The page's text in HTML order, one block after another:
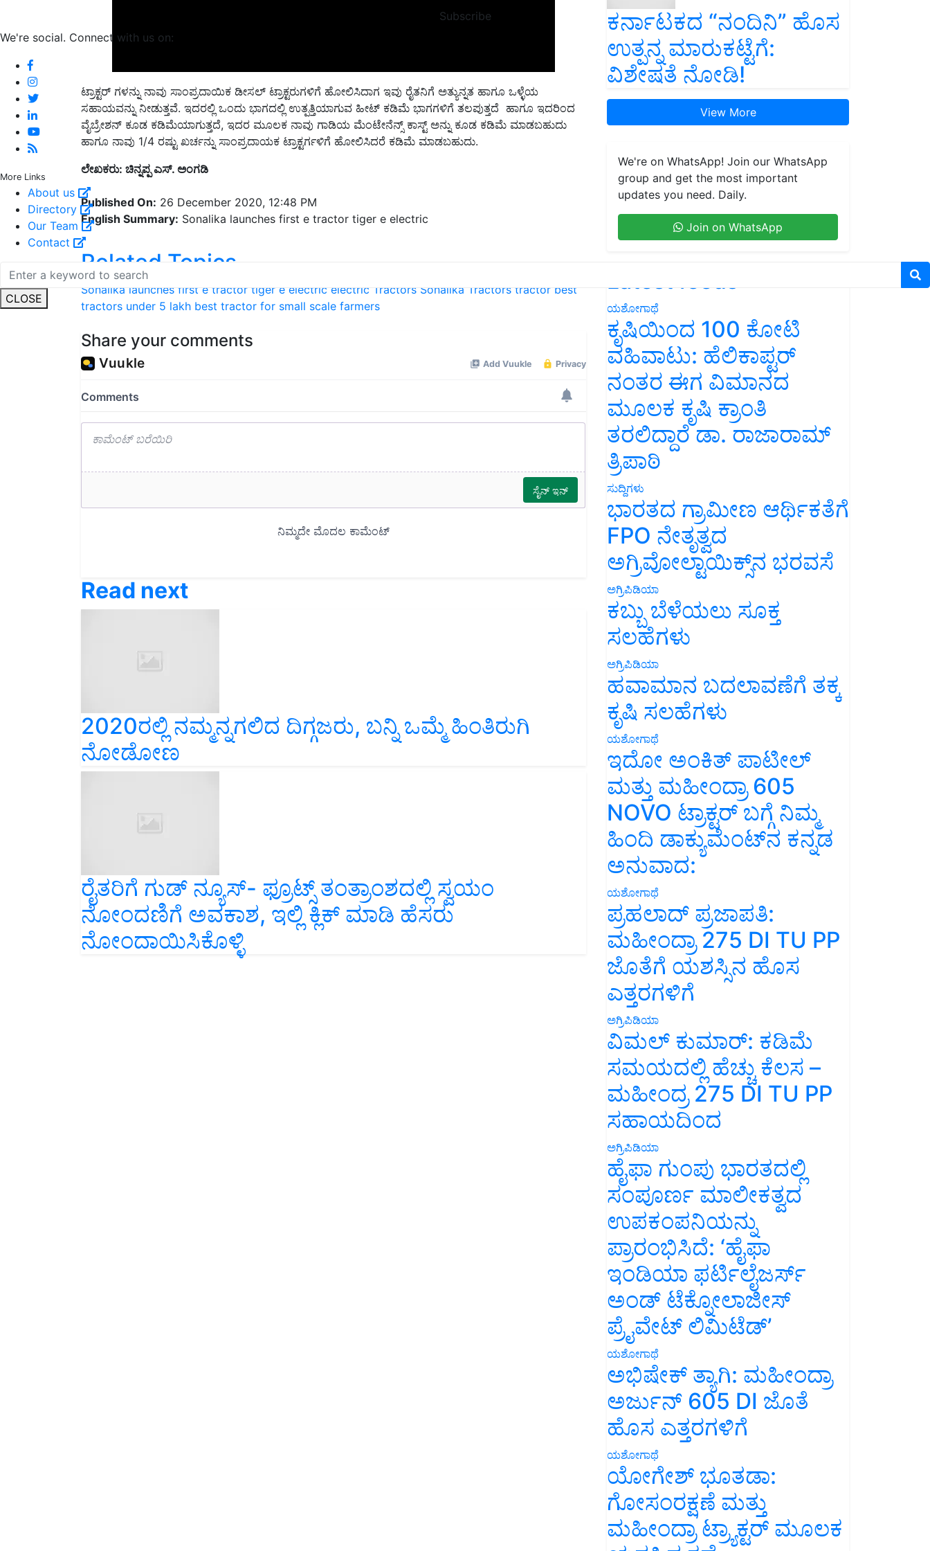
Subscribe
We're social. Connect with us on:
More Links
About us
Directory
Our Team
Contact
CLOSE
ಟ್ರಾಕ್ಟರ್ ಗಳನ್ನು ನಾವು ಸಾಂಪ್ರದಾಯಿಕ ಡೀಸಲ್ ಟ್ರಾಕ್ಟರುಗಳಿಗೆ ಹೋಲಿಸಿದಾಗ ಇವು ರೈತನಿಗೆ ಅತ್ಯುನ್ನತ ಹಾಗೂ ಒಳ್ಳೆಯ
ಸಹಾಯವನ್ನು ನೀಡುತ್ತವೆ. ಇದರಲ್ಲಿ ಒಂದು ಭಾಗದಲ್ಲಿ ಉತ್ಪತ್ತಿಯಾಗುವ ಹೀಟ್ ಕಡಿಮೆ ಭಾಗಗಳಿಗೆ ತಲಪುತ್ತದೆ ಹಾಗೂ ಇದರಿಂದ
ವೈಬ್ರೇಶನ್ ಕೂಡ ಕಡಿಮೆಯಾಗುತ್ತದೆ, ಇದರ ಮೂಲಕ ನಾವು ಗಾಡಿಯ ಮೆಂಟೇನೆನ್ಸ್ ಕಾಸ್ಟ್ ಅನ್ನು ಕೂಡ ಕಡಿಮೆ ಮಾಡಬಹುದು
ಹಾಗೂ ನಾವು 1/4 ರಷ್ಟು ಖರ್ಚನ್ನು ಸಾಂಪ್ರದಾಯಕ ಟ್ರಾಕ್ಟರ್ಗಳಿಗೆ ಹೋಲಿಸಿದರೆ ಕಡಿಮೆ ಮಾಡಬಹುದು.
ಲೇಖಕರು: ಚಿನ್ನಪ್ಪ ಎಸ್. ಅಂಗಡಿ
Published On:
English Summary:Sonalika launches first e tractor tiger e electric
Related Topics
Sonalika launches first e tractor tiger e electric
tractors under 5 lakh best tractor for small scale farmers
2020ರಲ್ಲಿ ನಮ್ಮನ್ನಗಲಿದ ದಿಗ್ಗಜರು, ಬನ್ನಿ ಒಮ್ಮೆ ಹಿಂತಿರುಗಿ
ನೋಡೋಣ
ರೈತರಿಗೆ ಗುಡ್ ನ್ಯೂಸ್- ಫ್ರೂಟ್ಸ್‌ ತಂತ್ರಾಂಶದಲ್ಲಿ ಸ್ವಯಂ
ನೋಂದಣಿಗೆ ಅವಕಾಶ, ಇಲ್ಲಿ ಕ್ಲಿಕ್ ಮಾಡಿ ಹೆಸರು
ನೋಂದಾಯಿಸಿಕೊಳ್ಳಿ
ಕರ್ನಾಟಕದ “ನಂದಿನಿ” ಹೊಸ
ಉತ್ಪನ್ನ ಮಾರುಕಟ್ಟೆಗೆ:
ವಿಶೇಷತೆ ನೋಡಿ!
View More
We're on WhatsApp! Join our WhatsApp
group and get the most important
updates you need. Daily.
Join on WhatsApp
Latest feeds
ಯಶೋಗಾಥೆ
ಕೃಷಿಯಿಂದ 100 ಕೋಟಿ
ವಹಿವಾಟು: ಹೆಲಿಕಾಪ್ಟರ್
ನಂತರ ಈಗ ವಿಮಾನದ
ಮೂಲಕ ಕೃಷಿ ಕ್ರಾಂತಿ
ತರಲಿದ್ದಾರೆ ಡಾ. ರಾಜಾರಾಮ್
ತ್ರಿಪಾಠಿ
ಸುದ್ದಿಗಳು
ಭಾರತದ ಗ್ರಾಮೀಣ ಆರ್ಥಿಕತೆಗೆ
FPO ನೇತೃತ್ವದ
ಅಗ್ರಿವೋಲ್ಟಾಯಿಕ್ಸ್‌ನ ಭರವಸೆ
ಅಗ್ರಿಪಿಡಿಯಾ
ಕಬ್ಬು ಬೆಳೆಯಲು ಸೂಕ್ತ
ಸಲಹೆಗಳು
ಅಗ್ರಿಪಿಡಿಯಾ
ಹವಾಮಾನ ಬದಲಾವಣೆಗೆ ತಕ್ಕ
ಕೃಷಿ ಸಲಹೆಗಳು
ಯಶೋಗಾಥೆ
ಇದೋ ಅಂಕಿತ್ ಪಾಟೀಲ್
ಮತ್ತು ಮಹೀಂದ್ರಾ 605
NOVO ಟ್ರಾಕ್ಟರ್ ಬಗ್ಗೆ ನಿಮ್ಮ
ಹಿಂದಿ ಡಾಕ್ಯುಮೆಂಟ್‌ನ ಕನ್ನಡ
ಅನುವಾದ:
ಯಶೋಗಾಥೆ
ಪ್ರಹಲಾದ್ ಪ್ರಜಾಪತಿ:
ಮಹೀಂದ್ರಾ 275 DI TU PP
ಜೊತೆಗೆ ಯಶಸ್ಸಿನ ಹೊಸ
ಎತ್ತರಗಳಿಗೆ
ಅಗ್ರಿಪಿಡಿಯಾ
ವಿಮಲ್ ಕುಮಾರ್: ಕಡಿಮೆ
ಸಮಯದಲ್ಲಿ ಹೆಚ್ಚು ಕೆಲಸ –
ಮಹೀಂದ್ರ 275 DI TU PP
ಸಹಾಯದಿಂದ
ಅಗ್ರಿಪಿಡಿಯಾ
ಹೈಫಾ ಗುಂಪು ಭಾರತದಲ್ಲಿ
ಸಂಪೂರ್ಣ ಮಾಲೀಕತ್ವದ
ಉಪಕಂಪನಿಯನ್ನು
ಪ್ರಾರಂಭಿಸಿದೆ: ‘ಹೈಫಾ
ಇಂಡಿಯಾ ಫರ್ಟಿಲೈಜರ್ಸ್
ಅಂಡ್ ಟೆಕ್ನೋಲಾಜೀಸ್
ಪ್ರೈವೇಟ್ ಲಿಮಿಟೆಡ್’
ಯಶೋಗಾಥೆ
ಅಭಿಷೇಕ್ ತ್ಯಾಗಿ: ಮಹೀಂದ್ರಾ
ಅರ್ಜುನ್ 605 DI ಜೊತೆ
ಹೊಸ ಎತ್ತರಗಳಿಗೆ
ಯಶೋಗಾಥೆ
ಯೋಗೇಶ್ ಭೂತಡಾ:
ಗೋಸಂರಕ್ಷಣೆ ಮತ್ತು
ಮಹೀಂದ್ರಾ ಟ್ರ್ಯಾಕ್ಟರ್ ಮೂಲಕ